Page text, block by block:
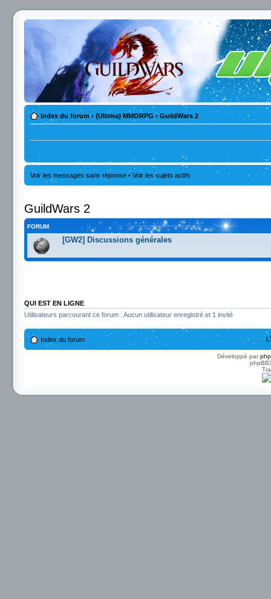
Index du forum ‹ {Ultima} MMORPG ‹ GuildWars 2
Voir les messages sans réponse • Voir les sujets actifs
GuildWars 2
FORUM
[GW2] Discussions générales
QUI EST EN LIGNE
Utilisateurs parcourant ce forum : Aucun utilisateur enregistré et 1 invité
Index du forum
Développé par